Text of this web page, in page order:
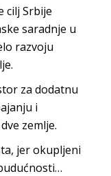
cilj Srbije
saradnje u
razvoju
za dodatnu
i
zemlje.
jer okupljeni